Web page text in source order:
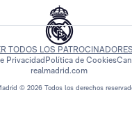
© 2026 Todos los derechos
TODOS LOS PATROCINADORES
Privacidad Política de Cookies
realmadrid.com